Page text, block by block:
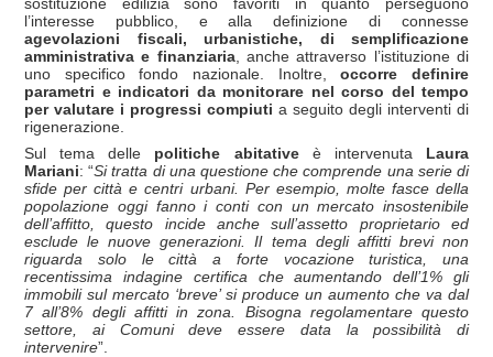
l’interesse pubblico, e alla definizione di connesse
agevolazioni fiscali, urbanistiche, di semplificazione
amministrativa e finanziaria, anche attraverso l’istituzione di
uno specifico fondo nazionale. Inoltre,occorre definire
parametri e indicatori da monitorare nel corso del tempo
per valutare i progressi compiuti a seguito degli interventi di
rigenerazione.
Sul tema delle politiche abitativeè intervenuta Laura
Mariani: “Si tratta di una questione che comprende una serie di
sfide per città e centri urbani. Per esempio, molte fasce della
popolazione oggi fanno i conti con un mercato insostenibile
dell’affitto, questo incide anche sull’assetto proprietario ed
esclude le nuove generazioni. Il tema degli affitti brevi non
riguarda solo le città a forte vocazione turistica, una
recentissima indagine certifica che aumentando dell’1% gli
immobili sul mercato ‘breve’ si produce un aumento che va dal
7 all’8% degli affitti in zona. Bisogna regolamentare questo
settore, ai Comuni deve essere data la possibilità di
intervenire”.